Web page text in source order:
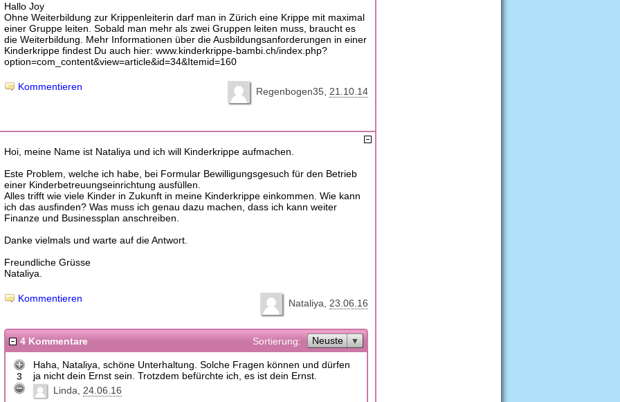
Hallo Joy
Ohne Weiterbildung zur Krippenleiterin darf man in Zürich eine Krippe mit maximal
einer Gruppe leiten. Sobald man mehr als zwei Gruppen leiten muss, braucht es
die Weiterbildung. Mehr Informationen über die Ausbildungsanforderungen in einer
Kinderkrippe findest Du auch hier: www.kinderkrippe-bambi.ch/index.php?
option=com_content&view=article&id=34&Itemid=160
Regenbogen35 21.10.14
Kommentieren
Hoi, meine Name ist Nataliya und ich will Kinderkrippe aufmachen.
Este Problem, welche ich habe, bei Formular Bewilligungsgesuch für den Betrieb
einer Kinderbetreuungseinrichtung ausfüllen.
Alles trifft wie viele Kinder in Zukunft in meine Kinderkrippe einkommen. Wie kann
ich das ausfinden? Was muss ich genau dazu machen, dass ich kann weiter
Finanze und Businessplan anschreiben.
Danke vielmals und warte auf die Antwort.
Freundliche Grüsse
Nataliya.
Nataliya 23.06.16
Kommentieren
4 Kommentare Sortierung: Neuste
3
Haha, Nataliya, schöne Unterhaltung. Solche Fragen können und dürfen
ja nicht dein Ernst sein. Trotzdem befürchte ich, es ist dein Ernst.
Linda
24.06.16